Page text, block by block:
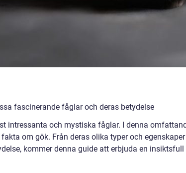
fascinerande fåglar och deras betydelse
intressanta och mystiska fåglar. I denna
om gök. Från deras olika typer och
kommer denna guide att erbjuda en